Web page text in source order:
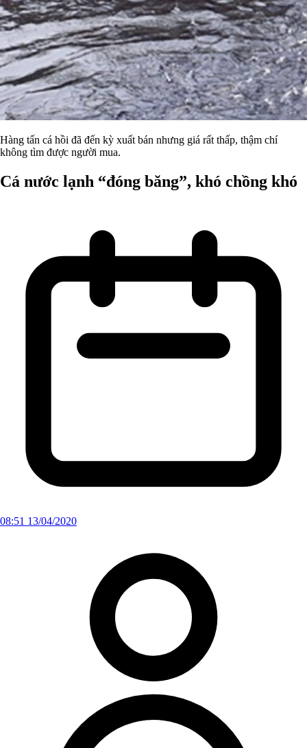
Hàng tấn cá hồi đã đến kỳ xuất bán nhưng giá rất thấp, thậm chí
không tìm được người mua.
Cá nước lạnh “đóng băng”, khó chồng khó
08:51 13/04/2020